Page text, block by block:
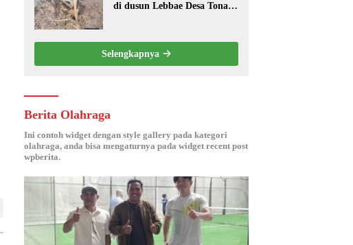
di dusun Lebbae Desa Tonasa
Selengkapnya
Berita Olahraga
Ini contoh widget dengan style gallery pada kategori
olahraga, anda bisa mengaturnya pada widget recent post
wpberita.